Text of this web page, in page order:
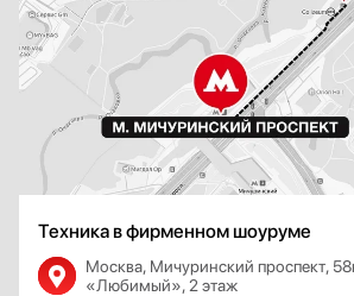
Техника в фирменном шоуруме
Москва, Мичуринский проспект,
«Любимый», 2 этаж